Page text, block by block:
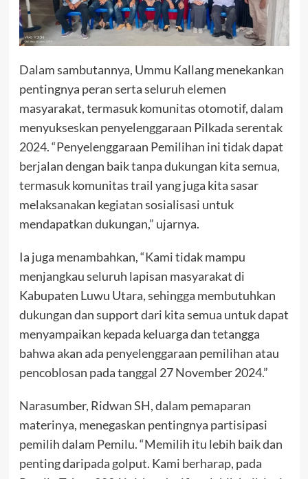
Dalam sambutannya, Ummu Kallang menekankan
pentingnya peran serta seluruh elemen
masyarakat, termasuk komunitas otomotif, dalam
menyukseskan penyelenggaraan Pilkada serentak
2024. “Penyelenggaraan Pemilihan ini tidak dapat
berjalan dengan baik tanpa dukungan kita semua,
termasuk komunitas trail yang juga kita sasar
melaksanakan kegiatan sosialisasi untuk
mendapatkan dukungan,” ujarnya.
Ia juga menambahkan, “Kami tidak mampu
menjangkau seluruh lapisan masyarakat di
Kabupaten Luwu Utara, sehingga membutuhkan
dukungan dan support dari kita semua untuk dapat
menyampaikan kepada keluarga dan tetangga
bahwa akan ada penyelenggaraan pemilihan atau
pencoblosan pada tanggal 27 November 2024.”
Narasumber, Ridwan SH, dalam pemaparan
materinya, menegaskan pentingnya partisipasi
pemilih dalam Pemilu. “Memilih itu lebih baik dan
penting daripada golput. Kami berharap, pada